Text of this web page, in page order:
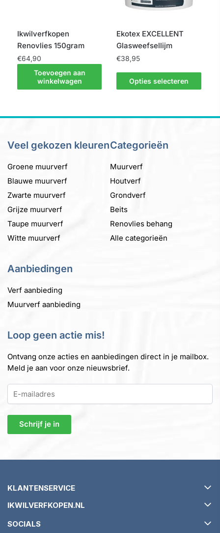
Ikwilverfkopen
Renovlies 150gram
€64,90
Toevoegen aan
winkelwagen
Ekotex EXCELLENT
Glasweefsellijm
€38,95
Opties selecteren
product
optie
gekozen
worden
op
de
productpagina
Veel gekozen kleuren
Groene muurverf
Blauwe muurverf
Zwarte muurverf
Grijze muurverf
Taupe muurverf
Witte muurverf
Categorieën
Muurverf
Houtverf
Grondverf
Beits
Renovlies behang
Alle categorieën
Aanbiedingen
Verf aanbieding
Muurverf aanbieding
Loop geen actie mis!
Ontvang onze acties en aanbiedingen direct in je mailbox.
Meld je aan voor onze nieuwsbrief.
KLANTENSERVICE
Retourneren en ruilen
IKWILVERFKOPEN.NL
Over ikwilverfkopen.nl
SOCIALS